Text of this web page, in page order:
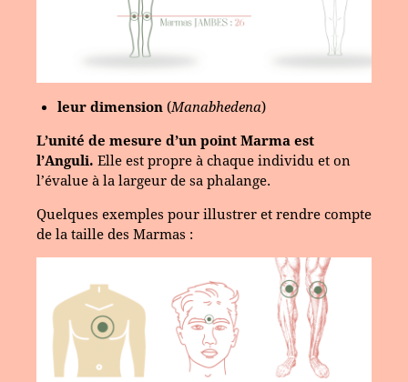
leur dimension (Manabhedena)
L’unité de mesure d’un point Marma est
l’Anguli. Elle est propre à chaque individu et on
l’évalue à la largeur de sa phalange.
Quelques exemples pour illustrer et rendre compte
de la taille des Marmas :